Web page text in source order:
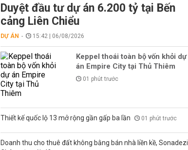
Duyệt đầu tư dự án 6.200 tỷ tại Bến
cảng Liên Chiểu
DỰ ÁN 15:42 | 06/08/2026
Keppel thoái toàn bộ vốn khỏi dự
án Empire City tại Thủ Thiêm
01 phút trước
Thiết kế quốc lộ 13 mở rộng gần gấp ba lần 01 phút trước
Doanh thu cho thuê đất không bằng bán nhà liền kề, Sonadezi